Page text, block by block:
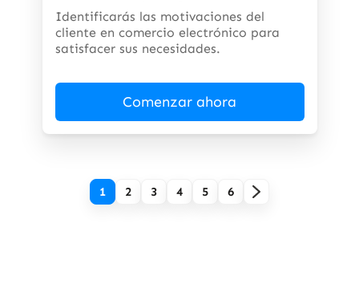
Identificarás las motivaciones del
cliente en comercio electrónico para
satisfacer sus necesidades.
Comenzar ahora
1 2 3 4 5 6